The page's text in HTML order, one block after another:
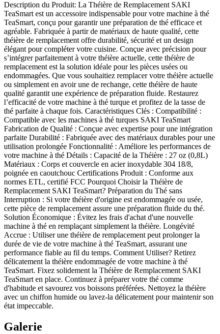
Description du Produit: La Théière de Remplacement SAKI
TeaSmart est un accessoire indispensable pour votre machine à thé
TeaSmart, conçu pour garantir une préparation de thé efficace et
agréable. Fabriquée à partir de matériaux de haute qualité, cette
théière de remplacement offre durabilité, sécurité et un design
élégant pour compléter votre cuisine. Conçue avec précision pour
s’intégrer parfaitement à votre théière actuelle, cette théière de
remplacement est la solution idéale pour les pièces usées ou
endommagées. Que vous souhaitiez remplacer votre théière actuelle
ou simplement en avoir une de rechange, cette théière de haute
qualité garantit une expérience de préparation fluide. Restaurez
l’efficacité de votre machine à thé turque et profitez de la tasse de
thé parfaite à chaque fois. Caractéristiques Clés : Compatibilité :
Compatible avec les machines à thé turques SAKI TeaSmart
Fabrication de Qualité : Conçue avec expertise pour une intégration
parfaite Durabilité : Fabriquée avec des matériaux durables pour une
utilisation prolongée Fonctionnalité : Améliore les performances de
votre machine à thé Détails : Capacité de la Théière : 27 oz (0,8L)
Matériaux : Corps et couvercle en acier inoxydable 304 18/8,
poignée en caoutchouc Certifications Produit : Conforme aux
normes ETL, certifié FCC Pourquoi Choisir la Théière de
Remplacement SAKI TeaSmart? Préparation du Thé sans
Interruption : Si votre théière d'origine est endommagée ou usée,
cette pièce de remplacement assure une préparation fluide du thé.
Solution Économique : Évitez les frais d'achat d'une nouvelle
machine à thé en remplaçant simplement la théière. Longévité
Accrue : Utiliser une théière de remplacement peut prolonger la
durée de vie de votre machine à thé TeaSmart, assurant une
performance fiable au fil du temps. Comment Utiliser? Retirez
délicatement la théière endommagée de votre machine à thé
TeaSmart. Fixez solidement la Théière de Remplacement SAKI
TeaSmart en place. Continuez à préparer votre thé comme
d'habitude et savourez vos boissons préférées. Nettoyez la théière
avec un chiffon humide ou lavez-la délicatement pour maintenir son
état impeccable.
Galerie